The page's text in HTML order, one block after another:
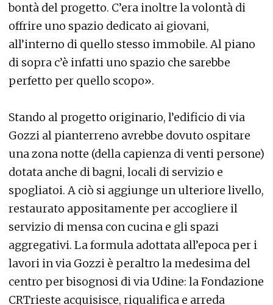
bontà del progetto. C’era inoltre la volontà di
offrire uno spazio dedicato ai giovani,
all’interno di quello stesso immobile. Al piano
di sopra c’è infatti uno spazio che sarebbe
perfetto per quello scopo».
Stando al progetto originario, l’edificio di via
Gozzi al pianterreno avrebbe dovuto ospitare
una zona notte (della capienza di venti persone)
dotata anche di bagni, locali di servizio e
spogliatoi. A ciò si aggiunge un ulteriore livello,
restaurato appositamente per accogliere il
servizio di mensa con cucina e gli spazi
aggregativi. La formula adottata all’epoca per i
lavori in via Gozzi è peraltro la medesima del
centro per bisognosi di via Udine: la Fondazione
CRTrieste acquisisce, riqualifica e arreda